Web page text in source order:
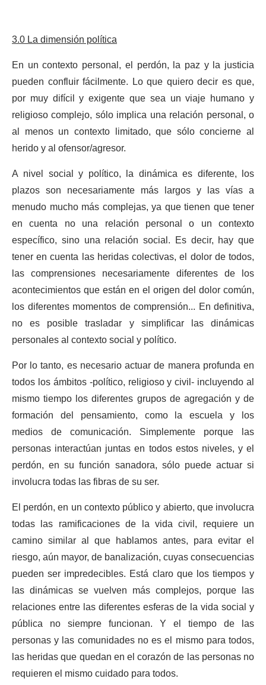
3.0 La dimensión política
En un contexto personal, el perdón, la paz y la justicia
pueden confluir fácilmente. Lo que quiero decir es que,
por muy difícil y exigente que sea un viaje humano y
religioso complejo, sólo implica una relación personal, o
al menos un contexto limitado, que sólo concierne al
herido y al ofensor/agresor.
A nivel social y político, la dinámica es diferente, los
plazos son necesariamente más largos y las vías a
menudo mucho más complejas, ya que tienen que tener
en cuenta no una relación personal o un contexto
específico, sino una relación social. Es decir, hay que
tener en cuenta las heridas colectivas, el dolor de todos,
las comprensiones necesariamente diferentes de los
acontecimientos que están en el origen del dolor común,
los diferentes momentos de comprensión... En definitiva,
no es posible trasladar y simplificar las dinámicas
personales al contexto social y político.
Por lo tanto, es necesario actuar de manera profunda en
todos los ámbitos -político, religioso y civil- incluyendo al
mismo tiempo los diferentes grupos de agregación y de
formación del pensamiento, como la escuela y los
medios de comunicación. Simplemente porque las
personas interactúan juntas en todos estos niveles, y el
perdón, en su función sanadora, sólo puede actuar si
involucra todas las fibras de su ser.
El perdón, en un contexto público y abierto, que involucra
todas las ramificaciones de la vida civil, requiere un
camino similar al que hablamos antes, para evitar el
riesgo, aún mayor, de banalización, cuyas consecuencias
pueden ser impredecibles. Está claro que los tiempos y
las dinámicas se vuelven más complejos, porque las
relaciones entre las diferentes esferas de la vida social y
pública no siempre funcionan. Y el tiempo de las
personas y las comunidades no es el mismo para todos,
las heridas que quedan en el corazón de las personas no
requieren el mismo cuidado para todos.